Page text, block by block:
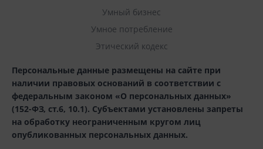
Умный бизнес
Умное потребление
Этический кодекс
Персональные данные размещены на сайте при
наличии правовых оснований в соответствии с
федеральным законом «О персональных данных»
(152-ФЗ, ст.6, 10.1). Субъектами установлены запреты
на обработку неограниченным кругом лиц
опубликованных персональных данных.